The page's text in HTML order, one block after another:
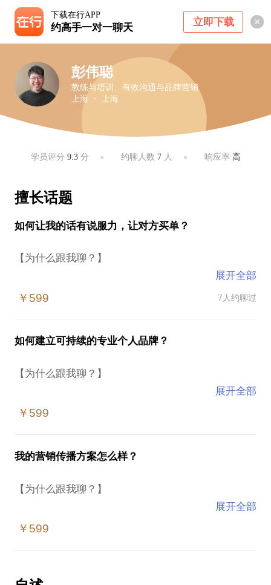
下载在行APP
约高手一对一聊天 立即下载
彭伟聪
教练与培训、有效沟通与品牌营销
上海 ・ 上海
学员评分 9.3分 约聊人数 7人 响应率 高
擅长话题
如何让我的话有说服力，让对方买单？
【为什么跟我聊？】
对方喜欢我们，甚至用行动支持我们，都离不开营销
你能活用的沟通工具，从广告、社交内容、提案演讲
到人际关系的维系等等，应用无处不在。
作为指导营销写作人的文案心理学书作者，长期从事
顶尖品牌及品牌升级相关的传播沟通，更有多年跨文
化及语言的传播实战经验。擅长利用心理及语言技
对方对你的支持。
【我们可以聊的】
● 如何写出有品质感、有真实人味儿、不自嗨的文案
展开全部
￥599 7人约聊过
如何建立可持续的专业个人品牌？
【为什么跟我聊？】
职场人意识到专业个人品牌的价值，不论在争取招聘
价值感，都为我们带来切实的作用。
家/LinkedIn China Top Voice，是极少数立足于中国，
并能在国际性职场平台持续发挥影响力的意见领袖。
通过全局的品牌策划视角，了解自己的价值，进一步
展开全部
￥599
我的营销传播方案怎么样？
【为什么跟我聊？】
与营销人员，意识到要有专业、有理据又能为品牌及
知受限，时间又急逼，让人容易迷失方向。
展开全部
￥599